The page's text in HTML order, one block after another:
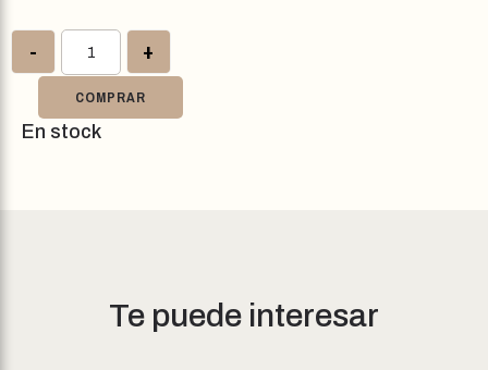
- +
COMPRAR
En stock
Te puede interesar